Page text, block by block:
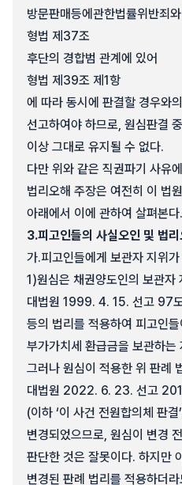
방문판매등에관한법률위반죄와
형법 제37조
후단의 경합범 관계에 있어
형법 제39조 제1항
에 따라 동시에 판결할 경우와
선고하여야 하므로, 원심판결
이상 그대로 유지될 수 없다.
다만 위와 같은 직권파기 사유
법리오해 주장은 여전히 이 법
아래에서 이에 관하여 살펴본다.
3.피고인들의 사실오인 및 법
가.피고인들에게 보관자 지위
1)원심은 채권양도인의 보관자
대법원 1999. 4. 15. 선고 97
등의 법리를 적용하여 피고인
부가가치세 환급금을 보관하는
그러나 원심이 적용한 위 판례
대법원 2022. 6. 23. 선고
(이하 ‘이 사건 전원합의체 판
변경되었으므로, 원심이 변경
판단한 것은 잘못이다. 하지만
변경된 판례 법리를 적용하더